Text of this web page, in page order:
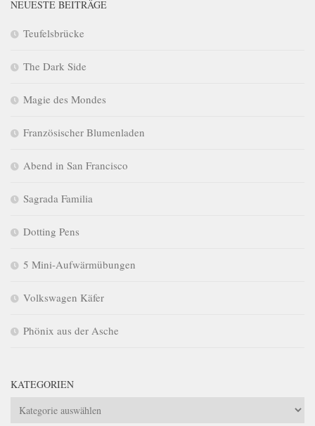
NEUESTE BEITRÄGE
Teufelsbrücke
The Dark Side
Magie des Mondes
Französischer Blumenladen
Abend in San Francisco
Sagrada Familia
Dotting Pens
5 Mini-Aufwärmübungen
Volkswagen Käfer
Phönix aus der Asche
KATEGORIEN
Kategorien